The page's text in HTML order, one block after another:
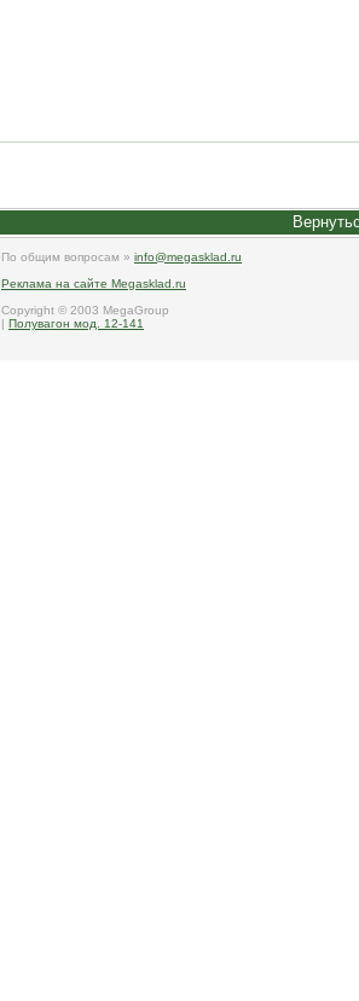
По общим вопросам » info@megasklad.ru
Реклама на сайте Megasklad.ru
Copyright © 2003 MegaGroup
| Полувагон мод. 12-141